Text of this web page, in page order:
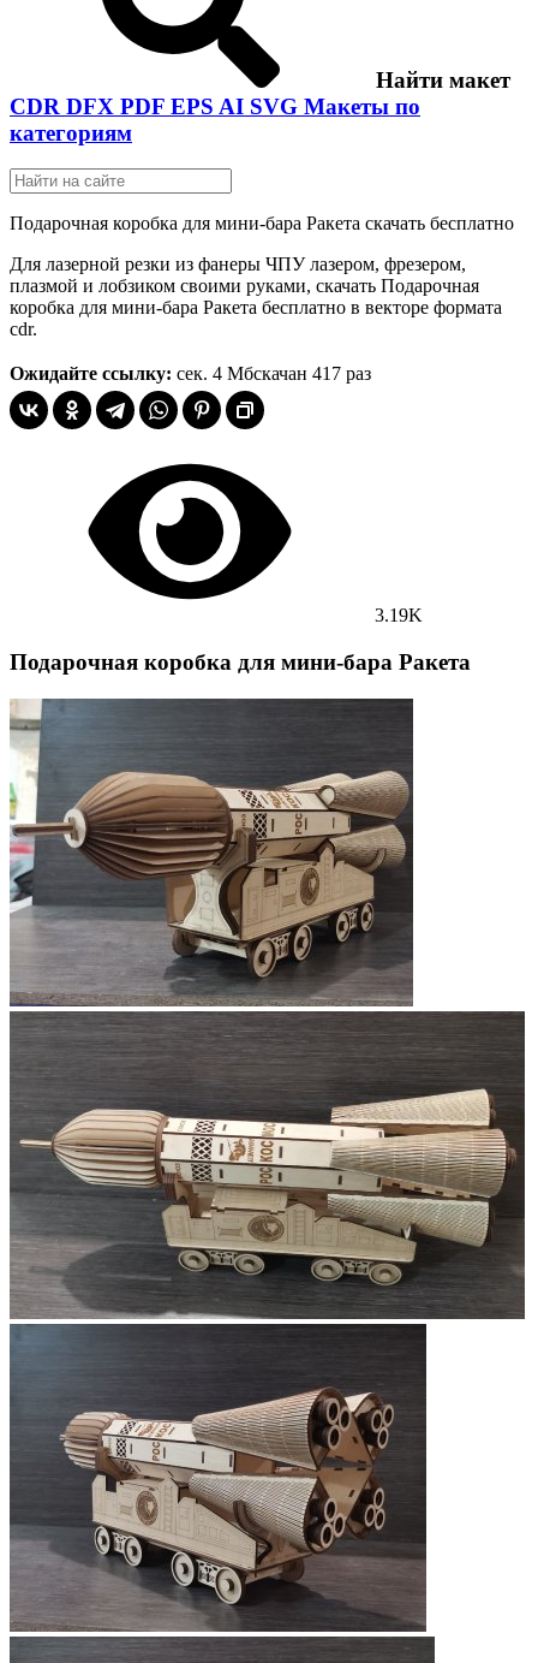
Найти макет
CDR DFX PDF EPS AI SVG Макеты по
категориям
Подарочная коробка для мини-бара Ракета скачать бесплатно
Для лазерной резки из фанеры ЧПУ лазером, фрезером,
плазмой и лобзиком своими руками, скачать Подарочная
коробка для мини-бара Ракета бесплатно в векторе формата
cdr.
Ожидайте ссылку: сек. 4 Мбскачан 417 раз
3.19K
Подарочная коробка для мини-бара Ракета